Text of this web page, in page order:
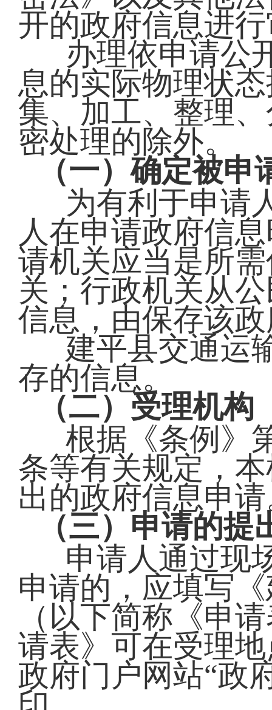
开的政府信息进
办理依申请公
息的实际物理状
集、加工、整理
密处理的除外。
（一）确定被申
为有利于申请
人在申请政府信
请机关应当是所
关；行政机关从
信息，由保存该
建平县交通运
存的信息。
（二）受理机构
根据《条例》
条等有关规定，
出的政府信息申
（三）申请的提
申请人通过现
申请的，应填写
（以下简称《申
请表》可在受理
政府门户网站“政